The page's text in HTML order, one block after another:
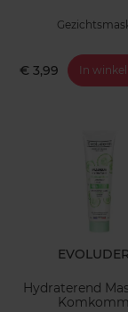
€ 3,99 In
Hydraterend